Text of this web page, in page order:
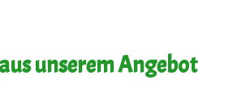
unserem Angebot